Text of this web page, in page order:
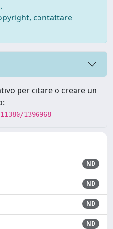
contattare
per citare o creare un
1396968
ND
ND
ND
ND